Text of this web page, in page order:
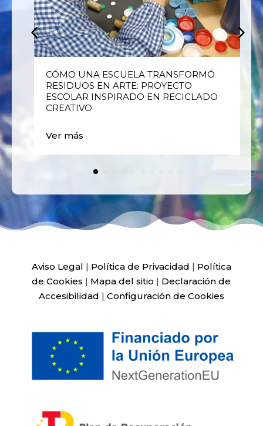
CÓMO UNA ESCUELA TRANSFORMÓ
RESIDUOS EN ARTE: PROYECTO
ESCOLAR INSPIRADO EN RECICLADO
CREATIVO
Ver más
Aviso Legal | Política de Privacidad | Política
de Cookies | Mapa del sitio | Declaración de
Accesibilidad | Configuración de Cookies